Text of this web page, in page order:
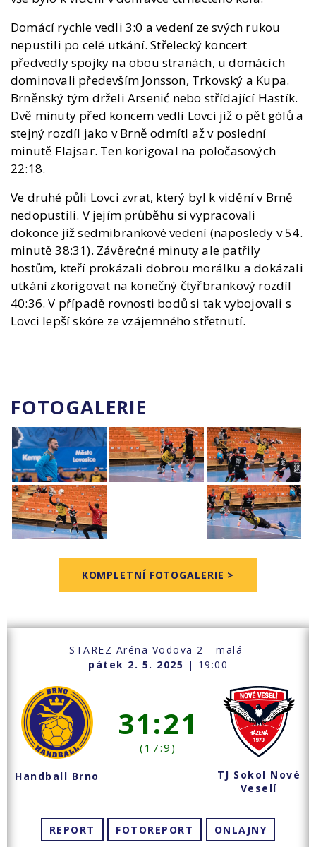
Domácí rychle vedli 3:0 a vedení ze svých rukou
nepustili po celé utkání. Střelecký koncert
předvedly spojky na obou stranách, u domácích
dominovali především Jonsson, Trkovský a Kupa.
Brněnský tým drželi Arsenić nebo střídající Hastík.
Dvě minuty před koncem vedli Lovci již o pět gólů a
stejný rozdíl jako v Brně odmítl až v poslední
minutě Flajsar. Ten korigoval na poločasových
22:18.
Ve druhé půli Lovci zvrat, který byl k vidění v Brně
nedopustili. V jejím průběhu si vypracovali
dokonce již sedmibrankové vedení (naposledy v 54.
minutě 38:31). Závěrečné minuty ale patřily
hostům, kteří prokázali dobrou morálku a dokázali
utkání zkorigovat na konečný čtyřbrankový rozdíl
40:36. V případě rovnosti bodů si tak vybojovali s
Lovci lepší skóre ze vzájemného střetnutí.
FOTOGALERIE
KOMPLETNÍ FOTOGALERIE >
STAREZ Aréna Vodova 2 - malá
pátek 2. 5. 2025 | 19:00
Handball Brno
31:21
(17:9)
TJ Sokol Nové
Veselí
REPORT FOTOREPORT ONLAJNY